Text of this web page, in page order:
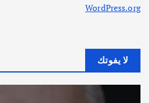
WordPress.org
لا يفوتك